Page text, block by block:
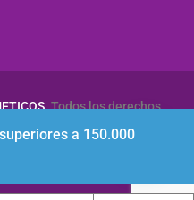
a 150.000
. Todos los derechos